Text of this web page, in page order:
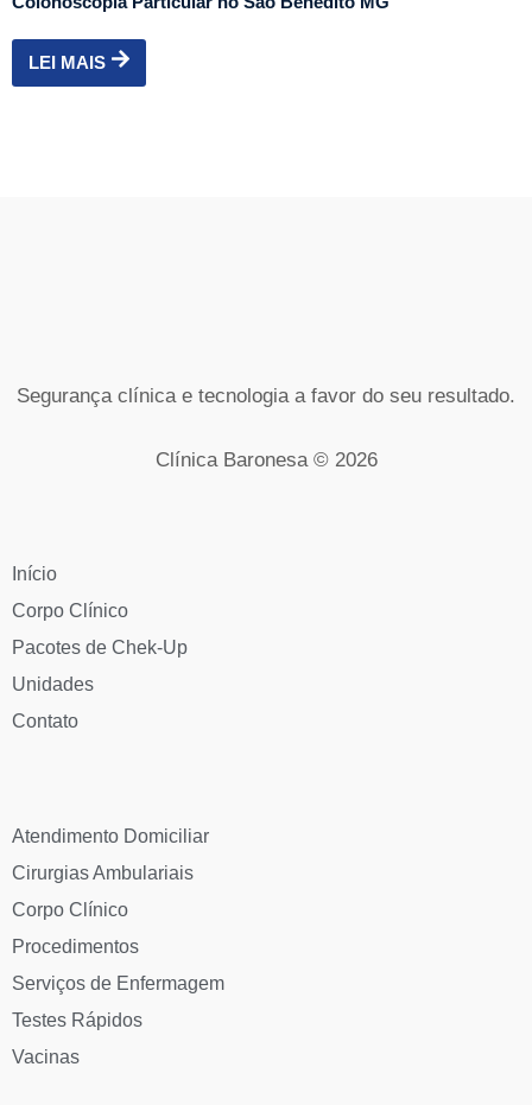
LEI MAIS
Segurança clínica e tecnologia a favor do seu resultado.
Clínica Baronesa © 2026
Início
Corpo Clínico
Pacotes de Chek-Up
Unidades
Contato
Atendimento Domiciliar
Cirurgias Ambulariais
Corpo Clínico
Procedimentos
Serviços de Enfermagem
Testes Rápidos
Vacinas